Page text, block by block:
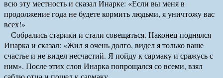
всю эту местность и сказал Инарке: «Если вы меня в
продолжение года не будете кормить людьми, я уничтожу вас
всех!»
Собрались старики и стали совещаться. Наконец поднялся
Инарка и сказал: «Жил я очень долго, видел я только ваше
счастье и не видел несчастий. Я пойду к сармаку и сражусь с
ним». После этих слов Инарка попрощался со всеми, взял